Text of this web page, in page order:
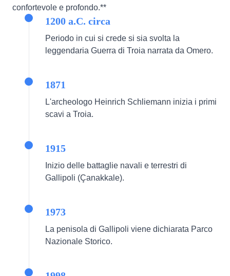
confortevole e profondo.**
1200 a.C. circa
Periodo in cui si crede si sia svolta la
leggendaria Guerra di Troia narrata da Omero.
1871
L'archeologo Heinrich Schliemann inizia i primi
scavi a Troia.
1915
Inizio delle battaglie navali e terrestri di
Gallipoli (Çanakkale).
1973
La penisola di Gallipoli viene dichiarata Parco
Nazionale Storico.